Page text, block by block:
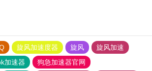
旋风加速度器 旋风
旋风加速
加速器
狗急加速器官网